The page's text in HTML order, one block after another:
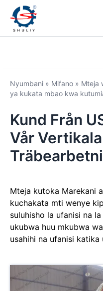
Nyumbani » Mifano » Mteja
ya kukata mbao kwa
Kund Från
Vår
Mteja kutoka Marekani
kuchakata mti wenye
suluhisho la ufanisi na
ukubwa huu mkubwa
usahihi na ufanisi katika